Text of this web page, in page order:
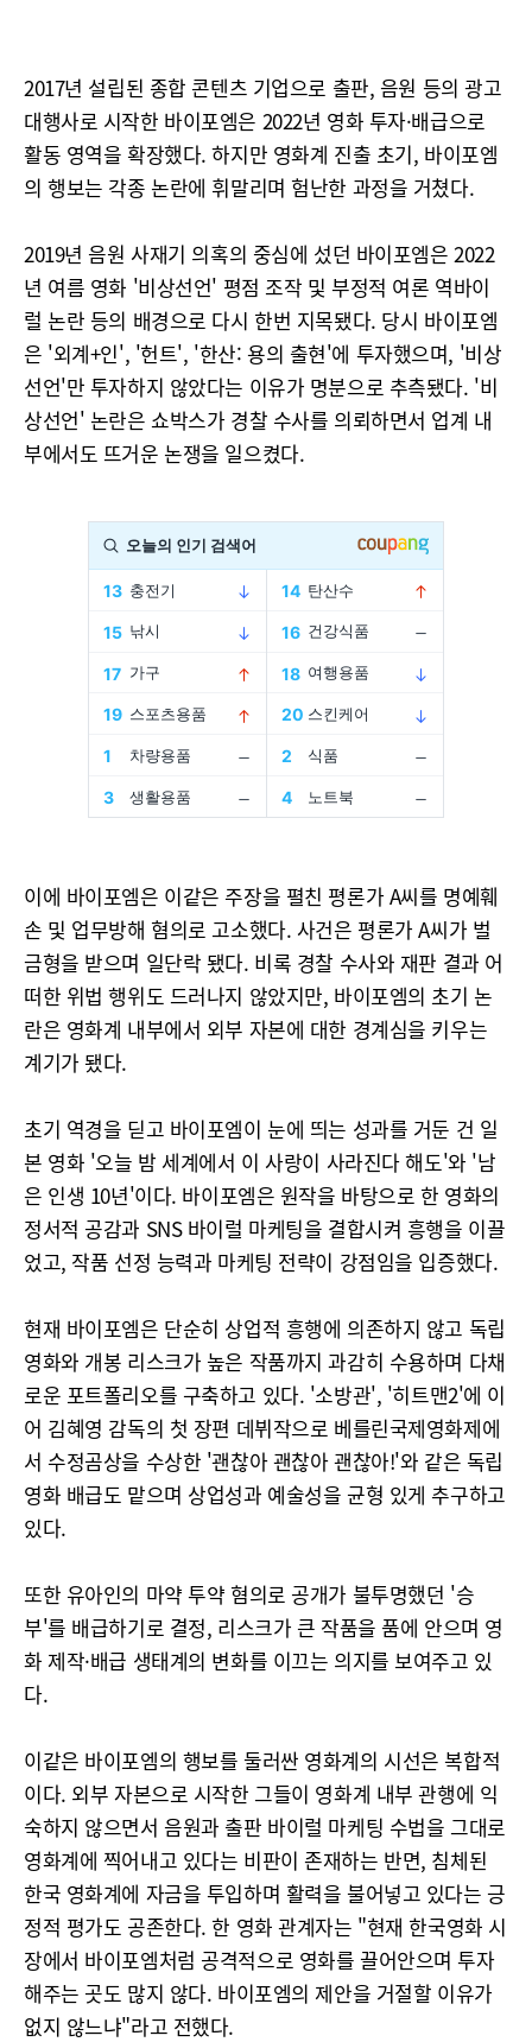
2017년 설립된 종합 콘텐츠 기업으로 출판, 음원 등의 광고
대행사로 시작한 바이포엠은 2022년 영화 투자·배급으로
활동 영역을 확장했다. 하지만 영화계 진출 초기, 바이포엠
의 행보는 각종 논란에 휘말리며 험난한 과정을 거쳤다.
2019년 음원 사재기 의혹의 중심에 섰던 바이포엠은 2022
년 여름 영화 '비상선언' 평점 조작 및 부정적 여론 역바이
럴 논란 등의 배경으로 다시 한번 지목됐다. 당시 바이포엠
은 '외계+인', '헌트', '한산: 용의 출현'에 투자했으며, '비상
선언'만 투자하지 않았다는 이유가 명분으로 추측됐다. '비
상선언' 논란은 쇼박스가 경찰 수사를 의뢰하면서 업계 내
부에서도 뜨거운 논쟁을 일으켰다.
이에 바이포엠은 이같은 주장을 펼친 평론가 A씨를 명예훼
손 및 업무방해 혐의로 고소했다. 사건은 평론가 A씨가 벌
금형을 받으며 일단락 됐다. 비록 경찰 수사와 재판 결과 어
떠한 위법 행위도 드러나지 않았지만, 바이포엠의 초기 논
란은 영화계 내부에서 외부 자본에 대한 경계심을 키우는
계기가 됐다.
초기 역경을 딛고 바이포엠이 눈에 띄는 성과를 거둔 건 일
본 영화 '오늘 밤 세계에서 이 사랑이 사라진다 해도'와 '남
은 인생 10년'이다. 바이포엠은 원작을 바탕으로 한 영화의
정서적 공감과 SNS 바이럴 마케팅을 결합시켜 흥행을 이끌
었고, 작품 선정 능력과 마케팅 전략이 강점임을 입증했다.
현재 바이포엠은 단순히 상업적 흥행에 의존하지 않고 독립
영화와 개봉 리스크가 높은 작품까지 과감히 수용하며 다채
로운 포트폴리오를 구축하고 있다. '소방관', '히트맨2'에 이
어 김혜영 감독의 첫 장편 데뷔작으로 베를린국제영화제에
서 수정곰상을 수상한 '괜찮아 괜찮아 괜찮아!'와 같은 독립
영화 배급도 맡으며 상업성과 예술성을 균형 있게 추구하고
있다.
또한 유아인의 마약 투약 혐의로 공개가 불투명했던 '승
부'를 배급하기로 결정, 리스크가 큰 작품을 품에 안으며 영
화 제작·배급 생태계의 변화를 이끄는 의지를 보여주고 있
다.
이같은 바이포엠의 행보를 둘러싼 영화계의 시선은 복합적
이다. 외부 자본으로 시작한 그들이 영화계 내부 관행에 익
숙하지 않으면서 음원과 출판 바이럴 마케팅 수법을 그대로
영화계에 찍어내고 있다는 비판이 존재하는 반면, 침체된
한국 영화계에 자금을 투입하며 활력을 불어넣고 있다는 긍
정적 평가도 공존한다. 한 영화 관계자는 "현재 한국영화 시
장에서 바이포엠처럼 공격적으로 영화를 끌어안으며 투자
해주는 곳도 많지 않다. 바이포엠의 제안을 거절할 이유가
없지 않느냐"라고 전했다.